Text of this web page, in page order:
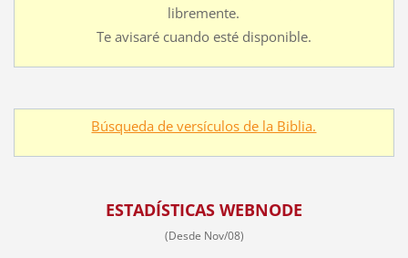
libremente.
Te avisaré cuando esté disponible.
Búsqueda de versículos de la Biblia.
ESTADÍSTICAS WEBNODE
(Desde Nov/08)